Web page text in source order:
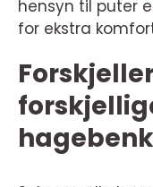
hensyn til puter
for ekstra